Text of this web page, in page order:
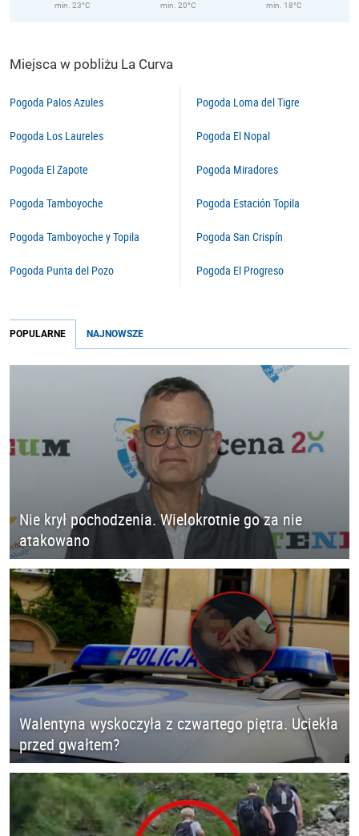
min. 23°C
min. 20°C
min. 18°C
Miejsca w pobliżu La Curva
Pogoda Palos Azules
Pogoda Los Laureles
Pogoda El Zapote
Pogoda Tamboyoche
Pogoda Tamboyoche y Topila
Pogoda Punta del Pozo
Pogoda Loma del Tigre
Pogoda El Nopal
Pogoda Miradores
Pogoda Estación Topila
Pogoda San Crispín
Pogoda El Progreso
POPULARNE NAJNOWSZE
Nie krył pochodzenia. Wielokrotnie go za nie
atakowano
Walentyna wyskoczyła z czwartego piętra. Uciekła
przed gwałtem?